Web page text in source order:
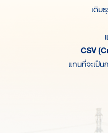
เดิ
CSV
แทนที่จะเป็